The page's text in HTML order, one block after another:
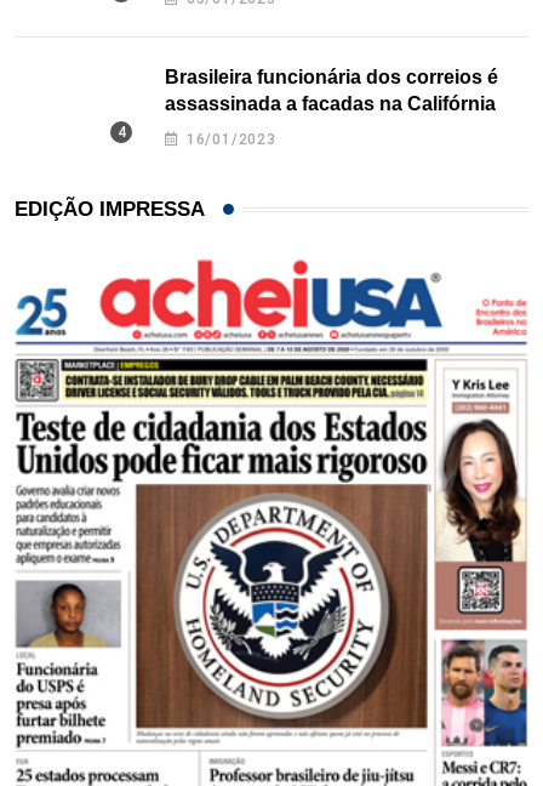
Brasileira funcionária dos correios é
assassinada a facadas na Califórnia
16/01/2023
EDIÇÃO IMPRESSA